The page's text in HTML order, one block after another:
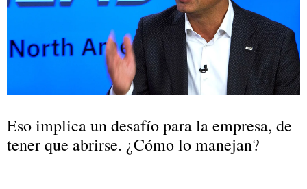
Eso implica un desafío para la empresa, de
tener que abrirse. ¿Cómo lo manejan?